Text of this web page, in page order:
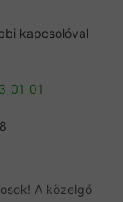
kapcsolóval
A közelgő